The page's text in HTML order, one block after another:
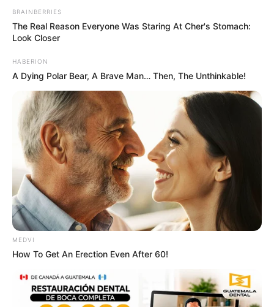
BRAINBERRIES
The Real Reason Everyone Was Staring At Cher's Stomach:
Look Closer
HABERION
A Dying Polar Bear, A Brave Man… Then, The Unthinkable!
MEDVI
How To Get An Erection Even After 60!